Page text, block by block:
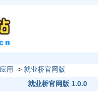
用 -> 就业桥官网版
就业桥官网版 1.0.0